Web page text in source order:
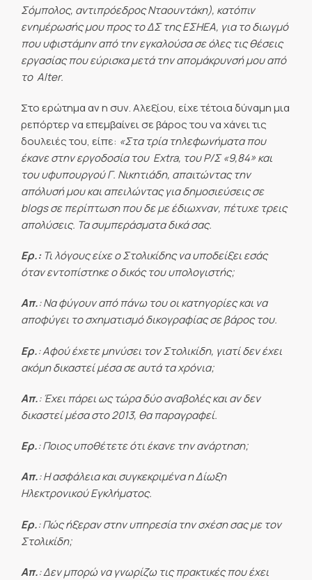
Σόμπολος, αντιπρόεδρος Νταουντάκη), κατόπιν
ενημέρωσής μου προς το ΔΣ της ΕΣΗΕΑ, για το διωγμό
που υφιστάμην από την εγκαλούσα σε όλες τις θέσεις
εργασίας που εύρισκα μετά την απομάκρυνσή μου από
το  Alter.
Στο ερώτημα αν η συν. Αλεξίου, είχε τέτοια δύναμη μια
ρεπόρτερ να επεμβαίνει σε βάρος του να χάνει τις
δουλειές του, είπε: «Στα τρία τηλεφωνήματα που
έκανε στην εργοδοσία του  Extra, του Ρ/Σ «9,84» και
του υφυπουργού Γ. Νικητιάδη, απαιτώντας την
απόλυσή μου και απειλώντας για δημοσιεύσεις σε
blogs σε περίπτωση που δε με έδιωχναν, πέτυχε τρεις
απολύσεις. Τα συμπεράσματα δικά σας.
Ερ.:Τι λόγους είχε ο Στολικίδης να υποδείξει εσάς
όταν εντοπίστηκε ο δικός του υπολογιστής;
Απ.: Να φύγουν από πάνω του οι κατηγορίες και να
αποφύγει το σχηματισμό δικογραφίας σε βάρος του.
Ερ.: Αφού έχετε μηνύσει τον Στολικίδη, γιατί δεν έχει
ακόμη δικαστεί μέσα σε αυτά τα χρόνια;
Απ.: Έχει πάρει ως τώρα δύο αναβολές και αν δεν
δικαστεί μέσα στο 2013, θα παραγραφεί.
Ερ.: Ποιος υποθέτετε ότι έκανε την ανάρτηση;
Απ.: Η ασφάλεια και συγκεκριμένα η Δίωξη
Ηλεκτρονικού Εγκλήματος.
Ερ.: Πώς ήξεραν στην υπηρεσία την σχέση σας με τον
Στολικίδη;
Απ.: Δεν μπορώ να γνωρίζω τις πρακτικές που έχει